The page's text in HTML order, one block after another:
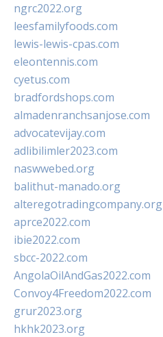
ngrc2022.org
leesfamilyfoods.com
lewis-lewis-cpas.com
eleontennis.com
cyetus.com
bradfordshops.com
almadenranchsanjose.com
advocatevijay.com
adlibilimler2023.com
naswwebed.org
balithut-manado.org
alteregotradingcompany.org
aprce2022.com
ibie2022.com
sbcc-2022.com
AngolaOilAndGas2022.com
Convoy4Freedom2022.com
grur2023.org
hkhk2023.org